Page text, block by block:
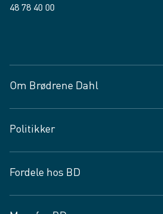
48 78 40 00
Om Brødrene Dahl
Vagttelefon 30 10 89 89
Spørgsmål og svar
Job og karriere
Fødevarekontrolrapport
Politikker
Privatlivspolitik
Cookies
Fordele hos BD